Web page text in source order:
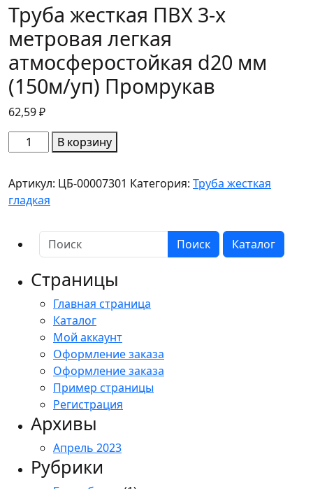
Труба жесткая ПВХ 3-х
метровая легкая
атмосферостойкая d20 мм
(150м/уп) Промрукав
62,59₽
Количество
товара
жесткая
ПВХ
метровая
легкая
атмосферостойкая
(150м/
Промрукав
В корзину
Артикул: ЦБ-00007301 Категория: Труба жесткая
гладкая
Поиск Каталог
Страницы
Главная страница
Каталог
Мой аккаунт
Оформление заказа
Оформление заказа
Пример страницы
Регистрация
Архивы
Апрель 2023
Рубрики